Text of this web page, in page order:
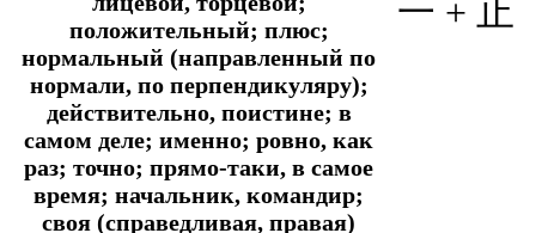
положительный; плюс;
нормальный (направленный по
нормали, по перпендикуляру);
действительно, поистине; в
самом деле; именно; ровно, как
раз; точно; прямо-таки, в самое
время; начальник, командир;
своя (справедливая, правая)
一 + 止